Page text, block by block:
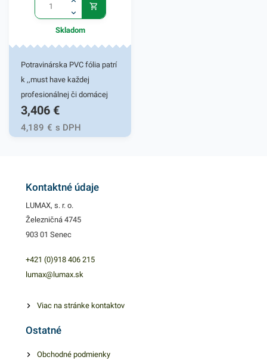
Skladom
Potravinárska PVC fólia patrí
k ,,must have každej
profesionálnej či domácej
kuchyne. Vďaka dobrému
priľnutiu a nepriepustnosti
vzduchu, pachov a vlhkosti
je rýchla a jednoduchá. 30cm
fólia patrí k ,,must have
dobrému priľnutiu a
nepriepustnosti vzduchu,
vaše potraviny dlho svieže a
rýchla a jednoduchá. 30cm x
3,406 €
4,189 € s DPH
Kontaktné údaje
LUMAX, s. r. o.
Železničná 4745
903 01 Senec
+421 (0)918 406 215
lumax@lumax.sk
Viac na stránke kontaktov
Ostatné
Obchodné podmienky